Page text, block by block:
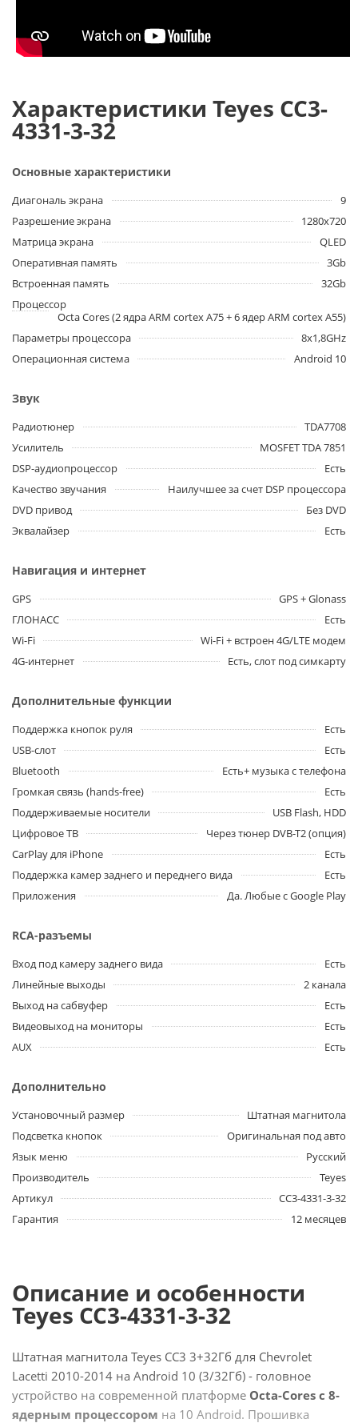
Характеристики Teyes CC3-
4331-3-32
Основные характеристики
Диагональ экрана
9
Разрешение экрана
1280х720
Матрица экрана
QLED
Оперативная память
3Gb
Встроенная память
32Gb
Процессор
Оcta Сores (2 ядра ARM cortex A75 + 6 ядер ARM cortex A55)
Параметры процессора
8x1,8GHz
Операционная система
Android 10
Звук
Радиотюнер
TDA7708
Усилитель
MOSFET TDA 7851
DSP-аудиопроцессор
Есть
Качество звучания
Наилучшее за счет DSP процессора
DVD привод
Без DVD
Эквалайзер
Есть
Навигация и интернет
GPS
GPS + Glonass
ГЛОНАСС
Есть
Wi-Fi
Wi-Fi + встроен 4G/LTE модем
4G-интернет
Есть, слот под симкарту
Дополнительные функции
Поддержка кнопок руля
Есть
USB-слот
Есть
Bluetooth
Есть+ музыка с телефона
Громкая связь (hands-free)
Есть
Поддерживаемые носители
USB Flash, HDD
Цифровое ТВ
Через тюнер DVB-T2 (опция)
CarPlay для iPhone
Есть
Поддержка камер заднего и переднего вида
Есть
Приложения
Да. Любые с Google Play
RCA-разъемы
Вход под камеру заднего вида
Есть
Линейные выходы
2 канала
Выход на сабвуфер
Есть
Видеовыход на мониторы
Есть
AUX
Есть
Дополнительно
Установочный размер
Штатная магнитола
Подсветка кнопок
Оригинальная под авто
Язык меню
Русский
Производитель
Teyes
Артикул
CC3-4331-3-32
Гарантия
12 месяцев
Описание и особенности
Teyes CC3-4331-3-32
Штатная магнитола Teyes CC3 3+32Гб для Chevrolet
Lacetti 2010-2014 на Android 10 (3/32Гб) - головное
устройство на современной платформе Octa-Cores с 8-
ядерным процессором на 10 Android. Прошивка